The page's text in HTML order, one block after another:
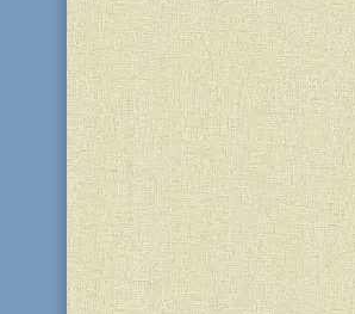
“Тора”. Темою уроку стала...